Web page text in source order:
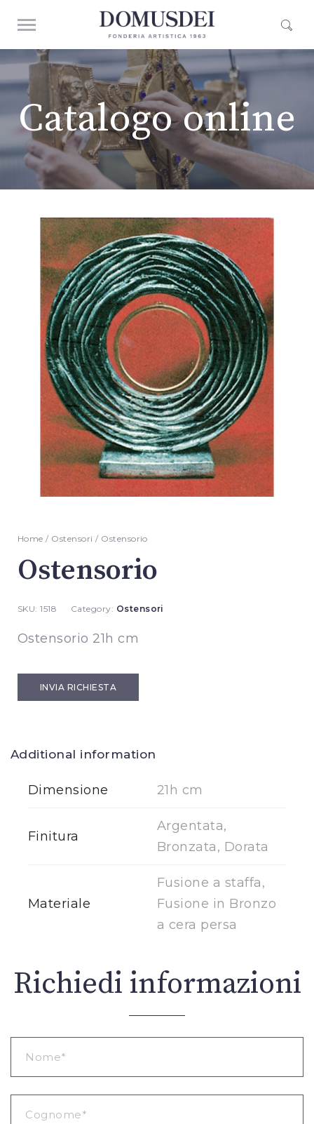
Catalogo online
Home / Ostensori / Ostensorio
Ostensorio
SKU:1518 Category: Ostensori
Ostensorio 21h cm
INVIA RICHIESTA
Additional information
Dimensione 21h cm
Finitura
Argentata,
Bronzata, Dorata
Materiale
Fusione a staffa,
Fusione in Bronzo
a cera persa
Richiedi informazioni